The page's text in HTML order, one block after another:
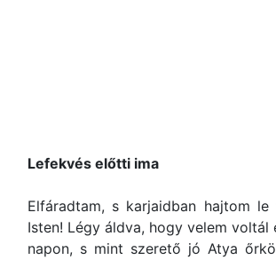
Lefekvés előtti ima
Elfáradtam, s karjaidban hajtom le
Isten! Légy áldva, hogy velem voltál
napon, s mint szerető jó Atya